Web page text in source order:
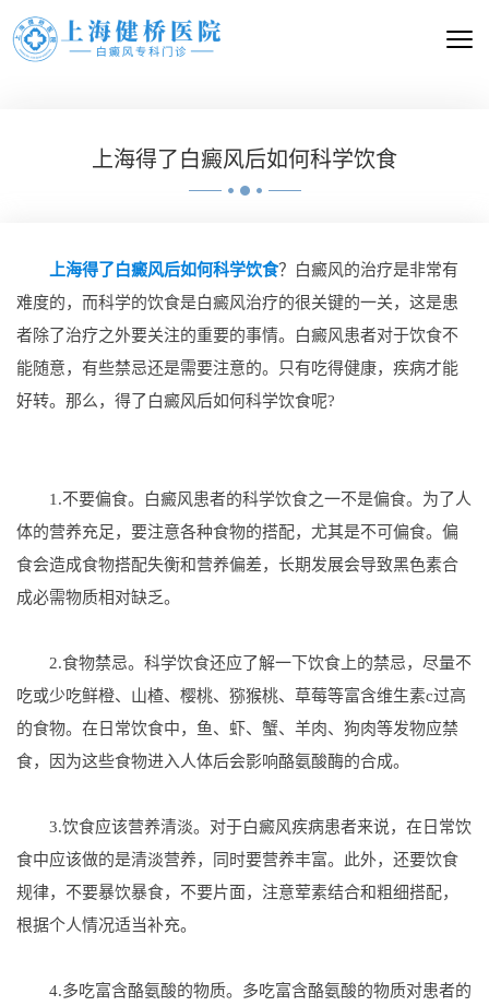
上海得了白癜风后如何科学饮食
上海得了白癜风后如何科学饮食？白癜风的治疗是非常有
难度的，而科学的饮食是白癜风治疗的很关键的一关，这是患
者除了治疗之外要关注的重要的事情。白癜风患者对于饮食不
能随意，有些禁忌还是需要注意的。只有吃得健康，疾病才能
好转。那么，得了白癜风后如何科学饮食呢?
1.不要偏食。白癜风患者的科学饮食之一不是偏食。为了人
体的营养充足，要注意各种食物的搭配，尤其是不可偏食。偏
食会造成食物搭配失衡和营养偏差，长期发展会导致黑色素合
成必需物质相对缺乏。
2.食物禁忌。科学饮食还应了解一下饮食上的禁忌，尽量不
吃或少吃鲜橙、山楂、樱桃、猕猴桃、草莓等富含维生素c过高
的食物。在日常饮食中，鱼、虾、蟹、羊肉、狗肉等发物应禁
食，因为这些食物进入人体后会影响酪氨酸酶的合成。
3.饮食应该营养清淡。对于白癜风疾病患者来说，在日常饮
食中应该做的是清淡营养，同时要营养丰富。此外，还要饮食
规律，不要暴饮暴食，不要片面，注意荤素结合和粗细搭配，
根据个人情况适当补充。
4.多吃富含酪氨酸的物质。多吃富含酪氨酸的物质对患者的